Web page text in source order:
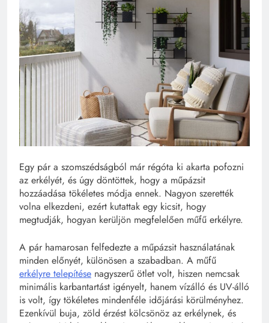
Egy pár a szomszédságból már régóta ki akarta pofozni
az erkélyét, és úgy döntöttek, hogy a műpázsit
hozzáadása tökéletes módja ennek. Nagyon szerették
volna elkezdeni, ezért kutattak egy kicsit, hogy
megtudják, hogyan kerüljön megfelelően műfű erkélyre.
A pár hamarosan felfedezte a műpázsit használatának
minden előnyét, különösen a szabadban. A műfű
erkélyre telepítése nagyszerű ötlet volt, hiszen nemcsak
minimális karbantartást igényelt, hanem vízálló és UV-álló
is volt, így tökéletes mindenféle időjárási körülményhez.
Ezenkívül buja, zöld érzést kölcsönöz az erkélynek, és